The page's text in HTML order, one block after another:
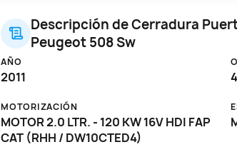
Descripción de Cerradura
Peugeot 508 Sw
AÑO
2011
MOTORIZACIÓN
MOTOR 2.0 LTR. - 120 KW 16V HDI FAP
CAT (RHH / DW10CTED4)